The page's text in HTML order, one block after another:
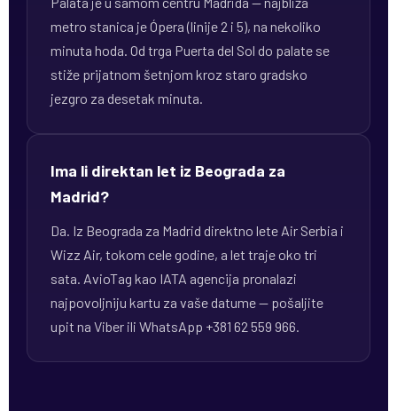
metro stanica je Ópera (linije 2 i 5), na nekoliko
minuta hoda. Od trga Puerta del Sol do palate se
stiže prijatnom šetnjom kroz staro gradsko
jezgro za desetak minuta.
Ima li direktan let iz Beograda za
Madrid?
Da. Iz Beograda za Madrid direktno lete Air Serbia i
Wizz Air, tokom cele godine, a let traje oko tri
sata. AvioTag kao IATA agencija pronalazi
najpovoljniju kartu za vaše datume — pošaljite
upit na Viber ili WhatsApp +381 62 559 966.